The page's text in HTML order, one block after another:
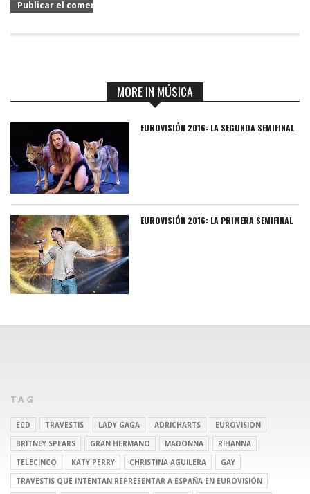
MORE IN MÚSICA
EUROVISIÓN 2016: LA SEGUNDA SEMIFINAL
EUROVISIÓN 2016: LA PRIMERA SEMIFINAL
TAG
ECD TRAVESTIS LADY GAGA ADRICHARTS
EUROVISION
BRITNEY SPEARS
GRAN HERMANO MADONNA
RIHANNA
TELECINCO
KATY PERRY CHRISTINA AGUILERA
GAY
TRAVESTIS QUE INTENTAN REPRESENTAR A ESPAÑA EN EUROVISIÓN